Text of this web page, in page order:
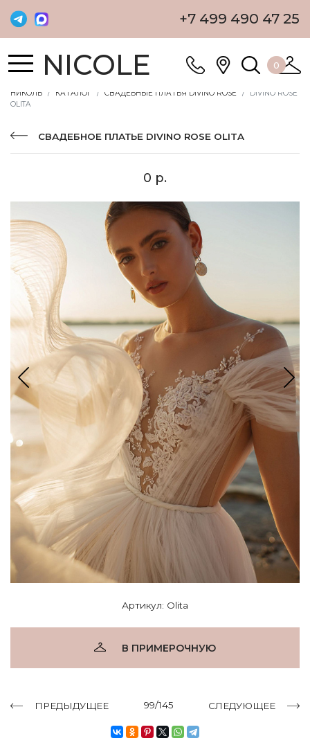
+7 499 490 47 25
NICOLE 0
НИКОЛЬ КАТАЛОГ СВАДЕБНЫЕ ПЛАТЬЯ DIVINO ROSE
DIVINO ROSE
OLITA
СВАДЕБНОЕ ПЛАТЬЕ DIVINO ROSE OLITA
0 р.
Артикул: Olita
В ПРИМЕРОЧНУЮ
ПРЕДЫДУЩЕЕ 99/145 СЛЕДУЮЩЕЕ